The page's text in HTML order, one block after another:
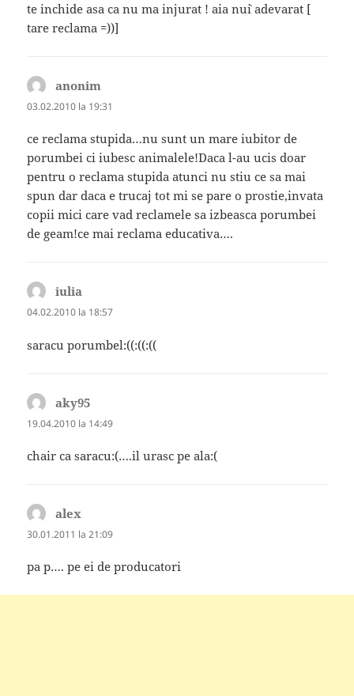
te inchide asa ca nu ma injurat ! aia nu`i adevarat [
tare reclama =))]
anonim
03.02.2010 la 19:31
ce reclama stupida…nu sunt un mare iubitor de
porumbei ci iubesc animalele!Daca l-au ucis doar
pentru o reclama stupida atunci nu stiu ce sa mai
spun dar daca e trucaj tot mi se pare o prostie,invata
copii mici care vad reclamele sa izbeasca porumbei
de geam!ce mai reclama educativa….
iulia
04.02.2010 la 18:57
saracu porumbel:((:((:((
aky95
19.04.2010 la 14:49
chair ca saracu:(….il urasc pe ala:(
alex
30.01.2011 la 21:09
pa p…. pe ei de producatori